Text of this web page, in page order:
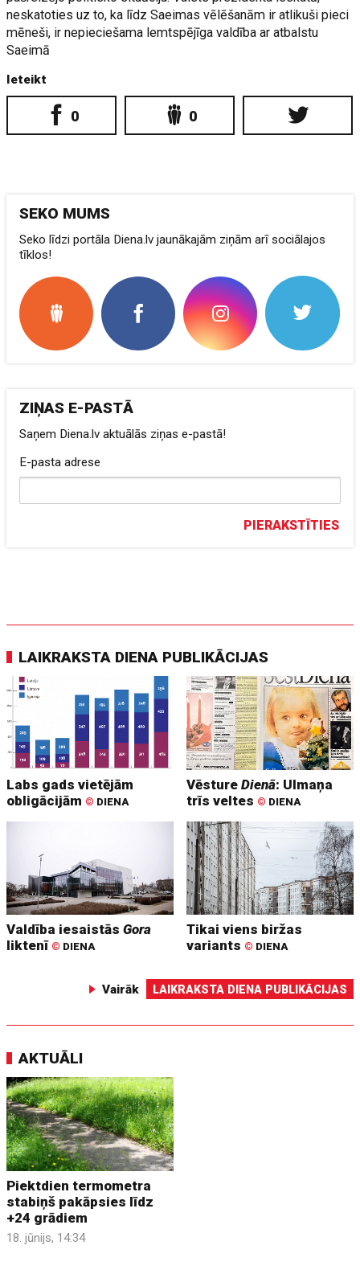
neskatoties uz to, ka līdz Saeimas vēlēšanām ir atlikuši pieci
mēneši, ir nepieciešama lemtspējīga valdība ar atbalstu
Saeimā
Ieteikt
0 0
SEKO MUMS
Seko līdzi portāla Diena.lv jaunākajām ziņām arī sociālajos
tīklos!
ZIŅAS E-PASTĀ
Saņem Diena.lv aktuālās ziņas e-pastā!
E-pasta adrese
PIERAKSTĪTIES
LAIKRAKSTA DIENA PUBLIKĀCIJAS
Labs gads vietējām
obligācijām © DIENA
VēstureDienā: Ulmaņa
trīs veltes © DIENA
Valdība iesaistāsGora
liktenī © DIENA
Tikai viens biržas
variants © DIENA
Vairāk LAIKRAKSTA DIENA PUBLIKĀCIJAS
AKTUĀLI
Piektdien termometra
stabiņš pakāpsies līdz
+24 grādiem
18. jūnijs, 14:34